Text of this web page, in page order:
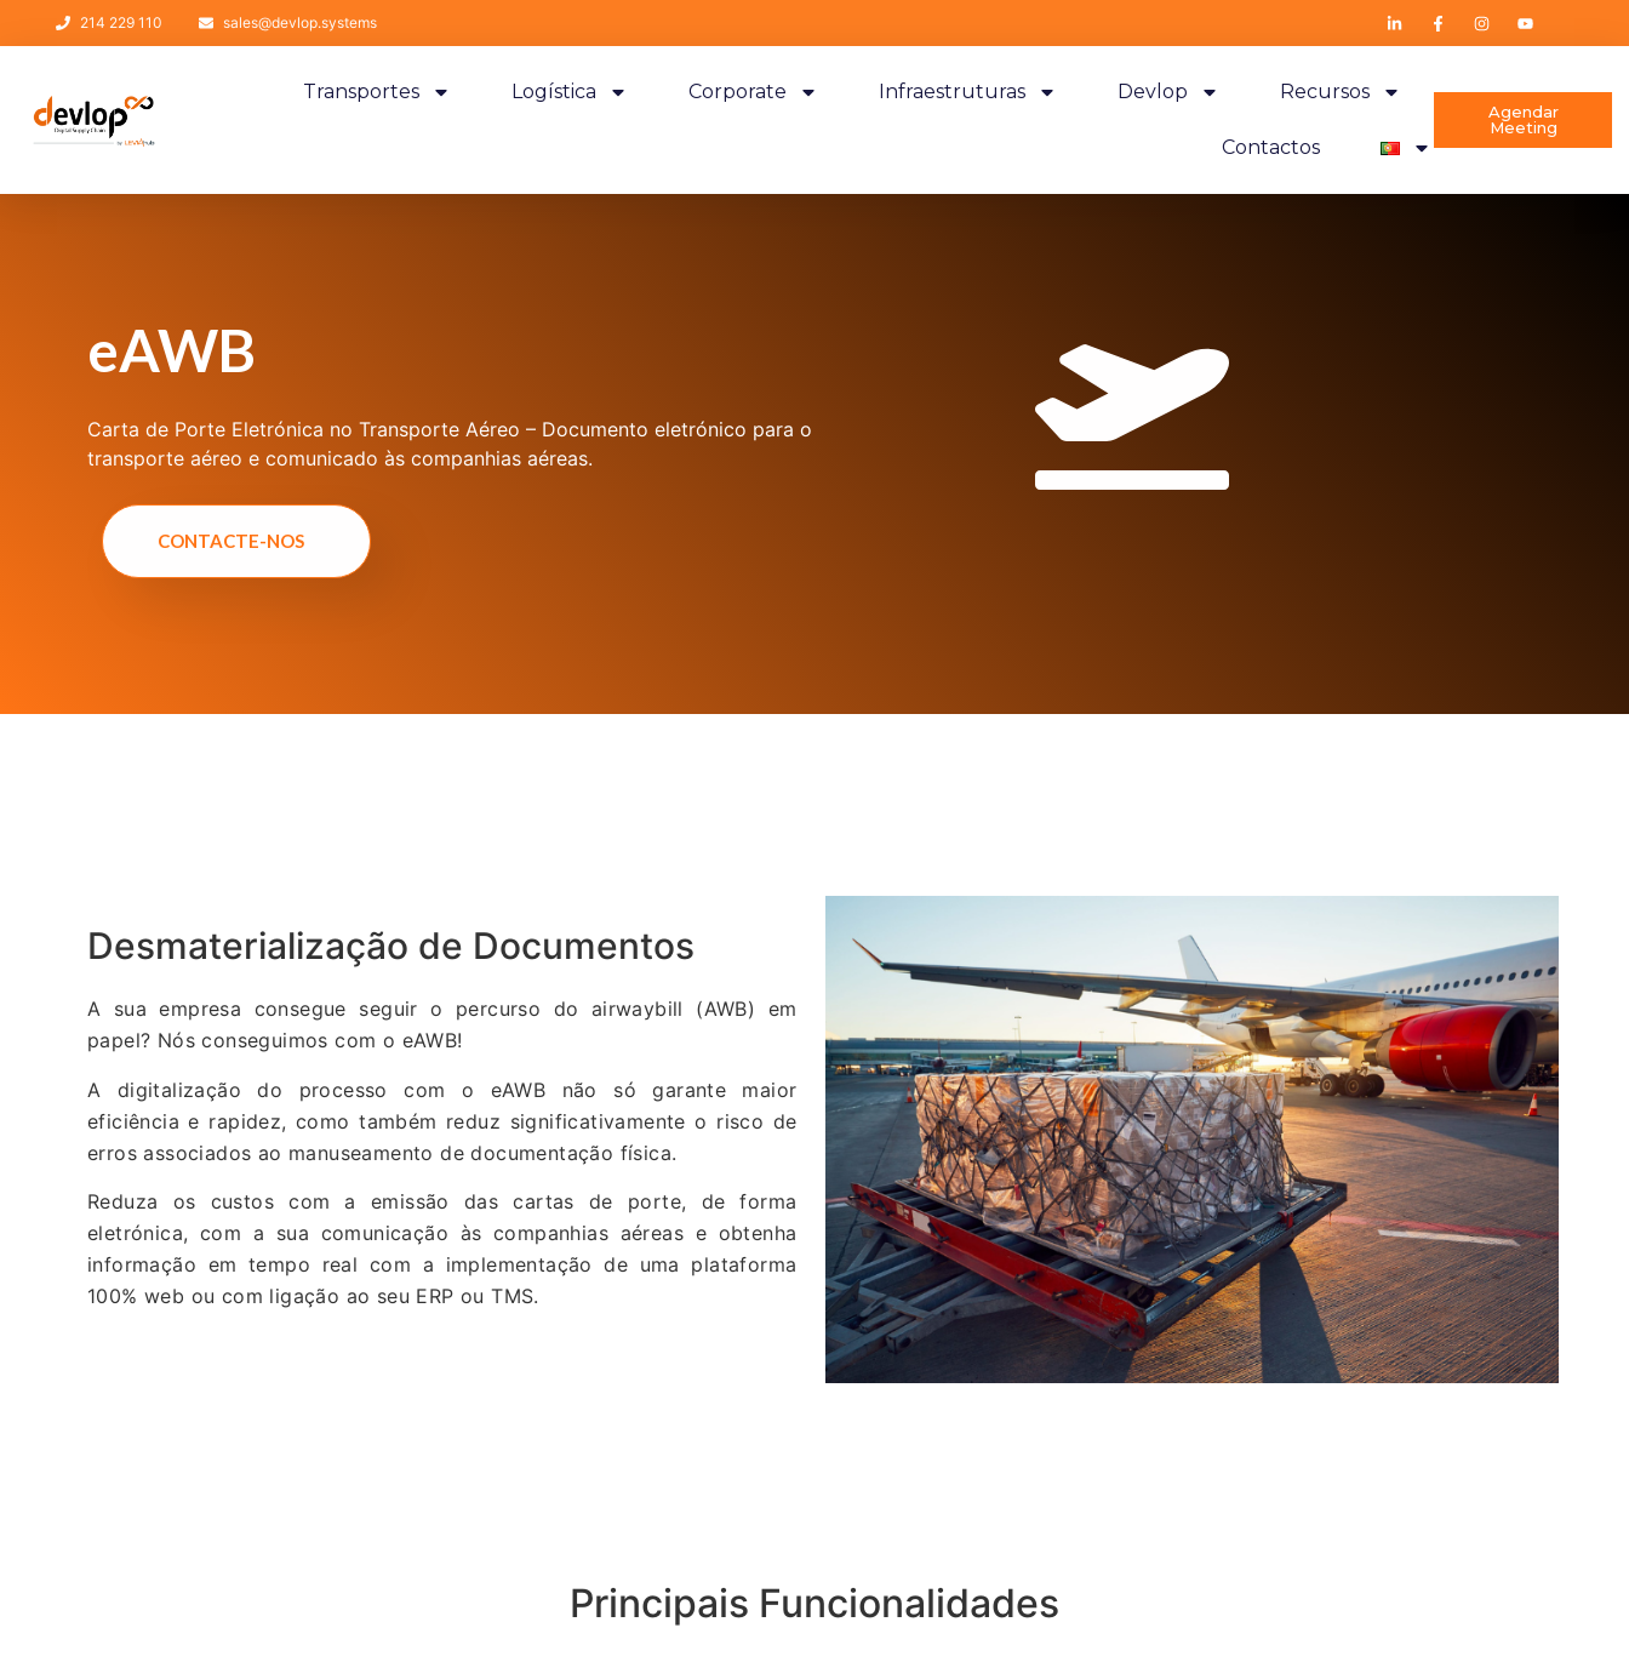
214 229 110 sales@devlop.systems
Transportes Logística Corporate Infraestruturas Devlop Recursos
Contactos
Agendar
Meeting
eAWB
Carta de Porte Eletrónica no Transporte Aéreo – Documento eletrónico para o
transporte aéreo e comunicado às companhias aéreas.
CONTACTE-NOS
Desmaterialização de Documentos
A sua empresa consegue seguir o percurso do airwaybill (AWB) em
papel? Nós conseguimos com o eAWB!
A digitalização do processo com o eAWB não só garante maior
eficiência e rapidez, como também reduz significativamente o risco de
erros associados ao manuseamento de documentação física.
Reduza os custos com a emissão das cartas de porte, de forma
eletrónica, com a sua comunicação às companhias aéreas e obtenha
informação em tempo real com a implementação de uma plataforma
100% web ou com ligação ao seu ERP ou TMS.
Principais Funcionalidades